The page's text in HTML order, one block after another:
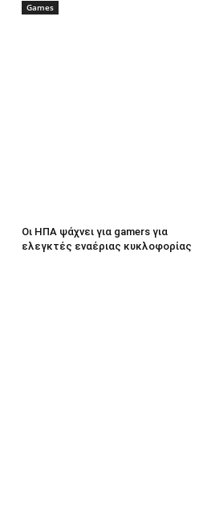
Games
Οι ΗΠΑ ψάχνει για gamers για
ελεγκτές εναέριας κυκλοφορίας